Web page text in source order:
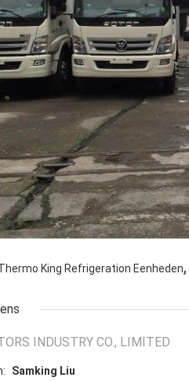
King Refrigeration Eenheden,
INDUSTRY CO., LIMITED
Samking Liu